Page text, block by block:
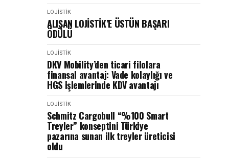
LOJISTIK
ALIŞAN LOJİSTİK’E ÜSTÜN BAŞARI
ÖDÜLÜ
LOJISTIK
DKV Mobility’den ticari filolara
finansal avantaj: Vade kolaylığı ve
HGS işlemlerinde KDV avantajı
LOJISTIK
Schmitz Cargobull “%100 Smart
Treyler” konseptini Türkiye
pazarına sunan ilk treyler üreticisi
oldu